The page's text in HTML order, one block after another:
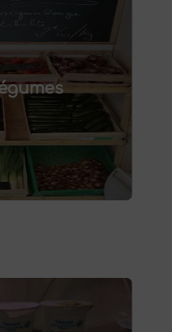
Achetez des
Saint-
Saulve
de saison,
la différence :
de
à la ferme ou